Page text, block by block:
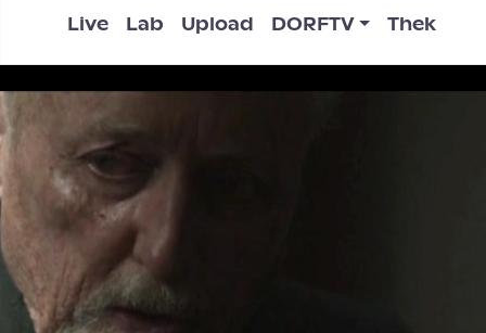
Hauptnavigation
Live Lab Upload DORFTV Thek